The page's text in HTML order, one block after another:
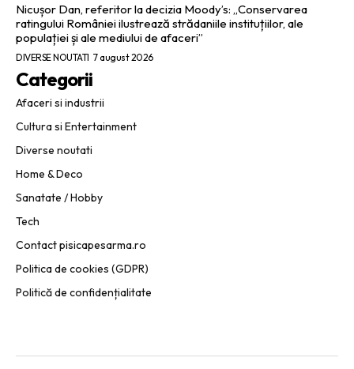
Nicușor Dan, referitor la decizia Moody’s: „Conservarea
ratingului României ilustrează strădaniile instituțiilor, ale
populației și ale mediului de afaceri”
DIVERSE NOUTATI 7 august 2026
Categorii
Afaceri si industrii
Cultura si Entertainment
Diverse noutati
Home & Deco
Sanatate / Hobby
Tech
Contact pisicapesarma.ro
Politica de cookies (GDPR)
Politică de confidențialitate